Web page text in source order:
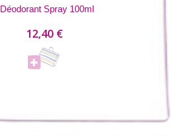
Déodorant Spray 100ml
12,40 €